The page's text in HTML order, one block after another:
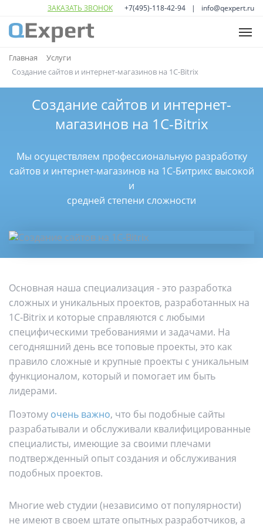
ЗАКАЗАТЬ ЗВОНОК +7(495)-118-42-94 info@qexpert.ru
ГЛАВНАЯ
Open
menu
ПОРТФОЛИО
Open
sub
menu
КОНТАКТЫ
Главная
Услуги
Создание сайтов и интернет-магазинов на 1C-Bitrix
Создание сайтов и интернет-
магазинов на 1C-Bitrix
Мы осуществляем профессиональную разработку
сайтов и интернет-магазинов на 1С-Битрикс высокой
и
средней степени сложности
Основная наша специализация - это разработка
сложных и уникальных проектов, разработанных на
1C-Bitrix и которые справляются с любыми
специфическими требованиями и задачами. На
сегодняшний день все топовые проекты, это как
правило сложные и крупные проекты с уникальным
функционалом, который и помогает им быть
лидерами.
Поэтому очень важно, что бы подобные сайты
разрабатывали и обслуживали квалифицированные
специалисты, имеющие за своими плечами
подтвержденный опыт создания и обслуживания
подобных проектов.
Многие web студии (независимо от популярности)
не имеют в своем штате опытных разработчиков, а